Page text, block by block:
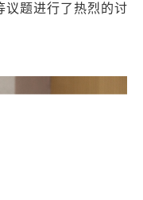
议题进行了热烈的讨